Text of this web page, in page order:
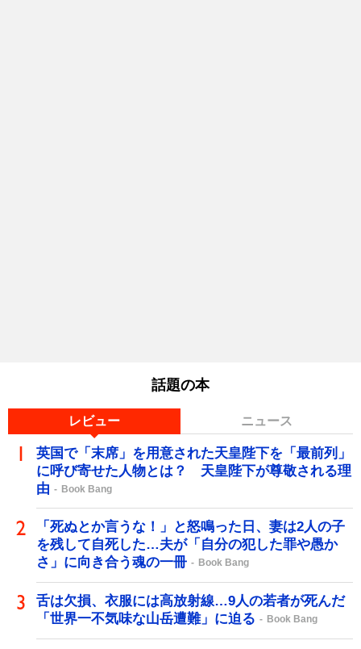
話題の本
レビュー ニュース
英国で「末席」を用意された天皇陛下を「最前列」
に呼び寄せた人物とは？ 天皇陛下が尊敬される理
由
Book Bang
「死ぬとか言うな！」と怒鳴った日、妻は2人の子
を残して自死した…夫が「自分の犯した罪や愚か
さ」に向き合う魂の一冊
Book Bang
舌は欠損、衣服には高放射線…9人の若者が死んだ
「世界一不気味な山岳遭難」に迫る
Book Bang